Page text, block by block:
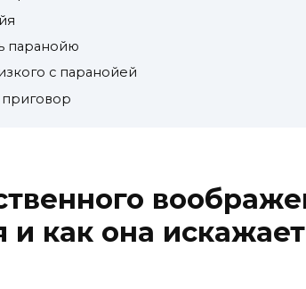
паранойю
с паранойей
и как она искажает